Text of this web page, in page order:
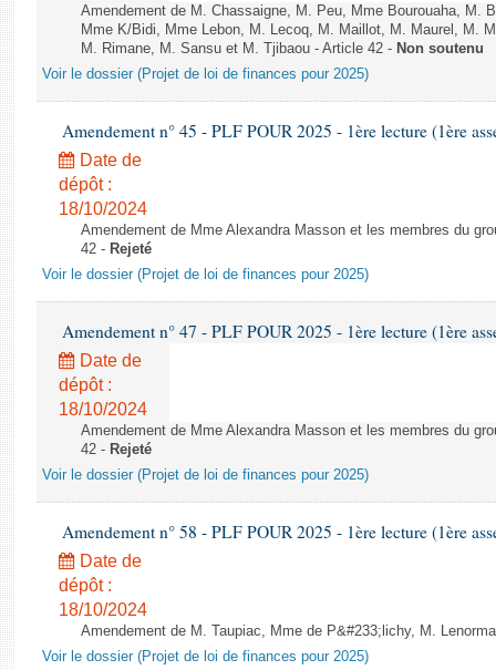
Amendement de M. Chassaigne, M. Peu, Mme Bourouaha, M.
Mme K/Bidi, Mme Lebon, M. Lecoq, M. Maillot, M. Maurel, M.
M. Rimane, M. Sansu et M. Tjibaou - Article 42 - Non soutenu
Voir le dossier (Projet de loi de finances pour 2025)
Amendement n° 45 - PLF POUR 2025 - 1ère lecture (1ère
Date de
dépôt :
18/10/2024
Amendement de Mme Alexandra Masson et les membres du
42 - Rejeté
Voir le dossier (Projet de loi de finances pour 2025)
Amendement n° 47 - PLF POUR 2025 - 1ère lecture (1ère
Date de
dépôt :
18/10/2024
Amendement de Mme Alexandra Masson et les membres du
42 - Rejeté
Voir le dossier (Projet de loi de finances pour 2025)
Amendement n° 58 - PLF POUR 2025 - 1ère lecture (1ère
Date de
dépôt :
18/10/2024
Amendement de M. Taupiac, Mme de P&#233;lichy, M.
Voir le dossier (Projet de loi de finances pour 2025)